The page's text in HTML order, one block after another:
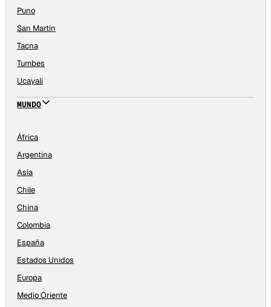
Puno
San Martín
Tacna
Tumbes
Ucayali
MUNDO
África
Argentina
Asia
Chile
China
Colombia
España
Estados Unidos
Europa
Medio Oriente